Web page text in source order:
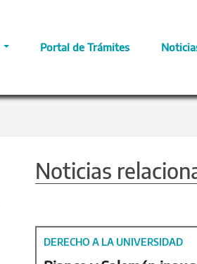
Portal de Trámites
Noticias
DERECHO A LA UNIVERSIDAD